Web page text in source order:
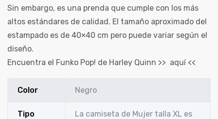
Sin embargo, es una prenda que cumple con los más
altos estándares de calidad. El tamaño aproximado del
estampado es de 40×40 cm pero puede variar según el
diseño.
Encuentra el Funko Pop! de Harley Quinn >> aquí<<
Color Negro
Tipo
La camiseta de Mujer talla XL es